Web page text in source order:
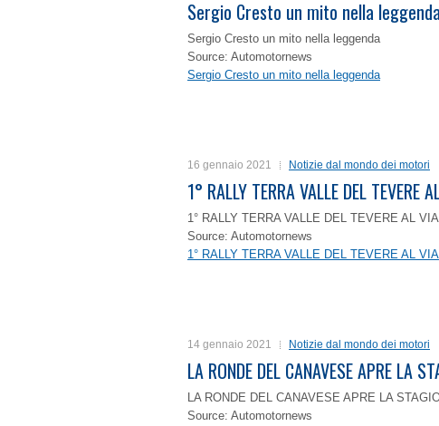
Sergio Cresto un mito nella
Sergio Cresto un mito nella leggenda
Source: Automotornews
Sergio Cresto un mito nella leggenda
16 gennaio 2021 Notizie dal mondo dei motori
1° RALLY TERRA VALLE DEL TEVERE
1° RALLY TERRA VALLE DEL TEVERE AL VIA
Source: Automotornews
1° RALLY TERRA VALLE DEL TEVERE AL VIA
14 gennaio 2021 Notizie dal mondo dei motori
LA RONDE DEL CANAVESE APRE LA
LA RONDE DEL CANAVESE APRE LA
Source: Automotornews